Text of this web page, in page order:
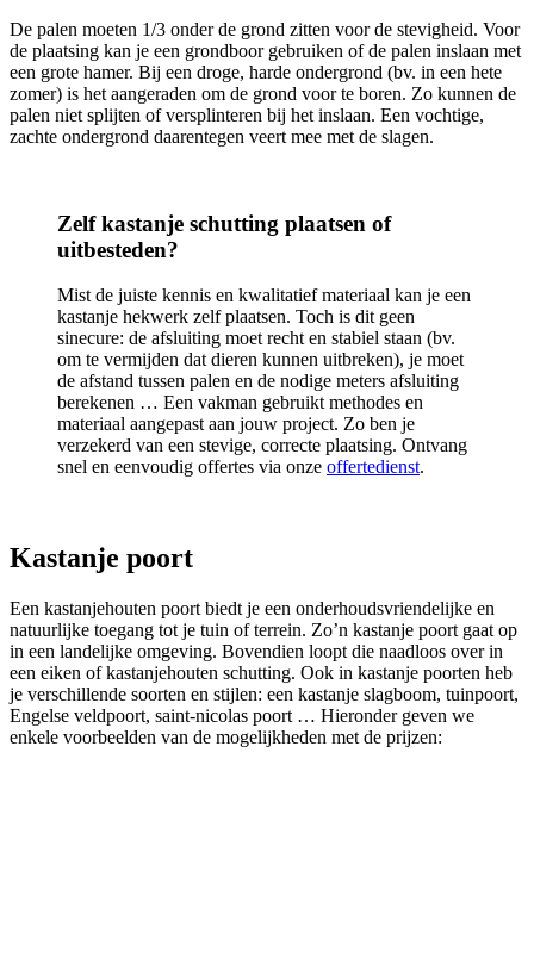
De palen moeten 1/3 onder de grond zitten voor de stevigheid. Voor
de plaatsing kan je een grondboor gebruiken of de palen inslaan met
een grote hamer. Bij een droge, harde ondergrond (bv. in een hete
zomer) is het aangeraden om de grond voor te boren. Zo kunnen de
palen niet splijten of versplinteren bij het inslaan. Een vochtige,
zachte ondergrond daarentegen veert mee met de slagen.
Zelf kastanje schutting plaatsen of
uitbesteden?
Mist de juiste kennis en kwalitatief materiaal kan je een
kastanje hekwerk zelf plaatsen. Toch is dit geen
sinecure: de afsluiting moet recht en stabiel staan (bv.
om te vermijden dat dieren kunnen uitbreken), je moet
de afstand tussen palen en de nodige meters afsluiting
berekenen … Een vakman gebruikt methodes en
materiaal aangepast aan jouw project. Zo ben je
verzekerd van een stevige, correcte plaatsing. Ontvang
snel en eenvoudig offertes via onze offertedienst.
Kastanje poort
Een kastanjehouten poort biedt je een onderhoudsvriendelijke en
natuurlijke toegang tot je tuin of terrein. Zo’n kastanje poort gaat op
in een landelijke omgeving. Bovendien loopt die naadloos over in
een eiken of kastanjehouten schutting. Ook in kastanje poorten heb
je verschillende soorten en stijlen: een kastanje slagboom, tuinpoort,
Engelse veldpoort, saint-nicolas poort … Hieronder geven we
enkele voorbeelden van de mogelijkheden met de prijzen: